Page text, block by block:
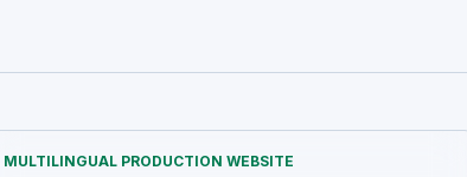
MULTILINGUAL PRODUCTION WEBSITE